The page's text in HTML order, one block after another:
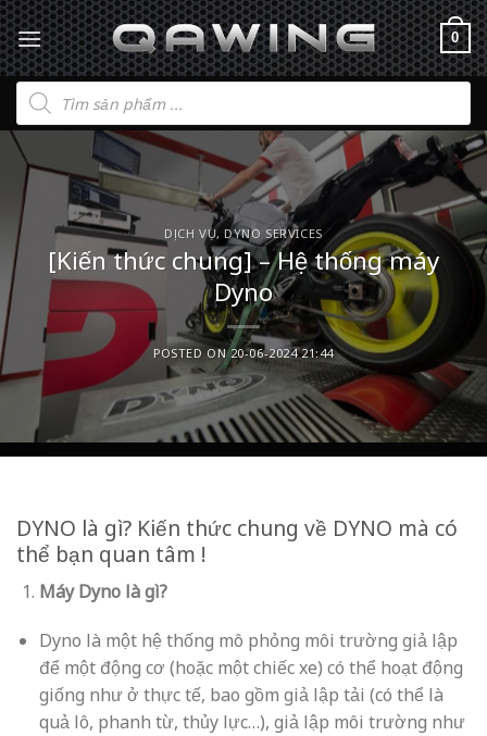
0
Tìm
kiếm
sản
phẩm
DỊCH VỤ, DYNO SERVICES
[Kiến thức chung] – Hệ thống máy
Dyno
POSTED ON20-06-2024 21:44
DYNO là gì? Kiến thức chung về DYNO mà có
thể bạn quan tâm !
Máy Dyno là gì?
Dyno là một hệ thống mô phỏng môi trường giả lập
để một động cơ (hoặc một chiếc xe) có thể hoạt động
giống như ở thực tế, bao gồm giả lập tải (có thể là
quả lô, phanh từ, thủy lực…), giả lập môi trường như